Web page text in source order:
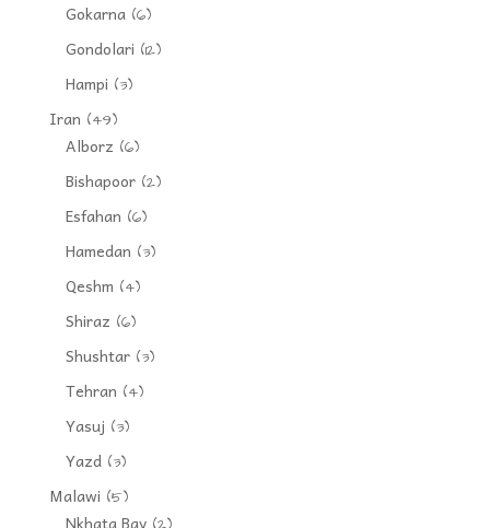
Gokarna(6)
Gondolari (12)
Hampi (3)
Iran (49)
Alborz (6)
Bishapoor(2)
Esfahan (6)
Hamedan (3)
Qeshm (4)
Shiraz (6)
Shushtar(3)
Tehran (4)
Yasuj (3)
Yazd(3)
Malawi (5)
Nkhata Bay